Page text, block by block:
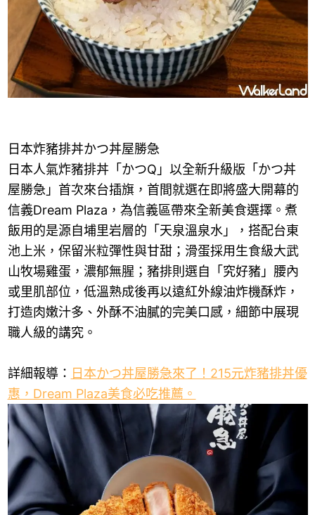
日本炸豬排丼かつ丼屋勝急
日本人氣炸豬排丼「かつQ」以全新升級版「かつ丼
屋勝急」首次來台插旗，首間就選在即將盛大開幕的
信義Dream Plaza，為信義區帶來全新美食選擇。煮
飯用的是源自埔里岩層的「天泉溫泉水」，搭配台東
池上米，保留米粒彈性與甘甜；滑蛋採用生食級大武
山牧場雞蛋，濃郁無腥；豬排則選自「究好豬」腰內
或里肌部位，低溫熟成後再以遠紅外線油炸機酥炸，
打造肉嫩汁多、外酥不油膩的完美口感，細節中展現
職人級的講究。
詳細報導： 日本かつ丼屋勝急來了！215元炸豬排丼優
惠，Dream Plaza美食必吃推薦。